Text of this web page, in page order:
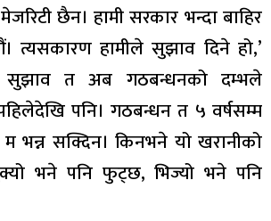
छैन। हामी सरकार भन्दा बाहिर
त्यसकारण हामीले सुझाव दिने हो,’
सुझाव त अब गठबन्धनको दम्भले
पनि। गठबन्धन त ५ वर्षसम्म
भन्न सक्दिन। किनभने यो खरानीको
भने पनि फुट्छ, भिज्यो भने पनि